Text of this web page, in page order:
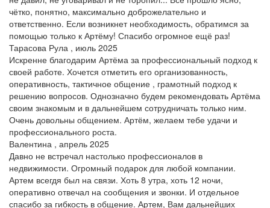
чётко, понятно, максимально доброжелательно и
ответственно. Если возникнет необходимость, обратимся за
помощью только к Артёму! Спасибо огромное ещё раз!
Тарасова Рула , июль 2025
Искренне благодарим Артёма за профессиональный подход к
своей работе. Хочется отметить его организованность,
оперативность, тактичное общение , грамотный подход к
решению вопросов. Однозначно будем рекомендовать Артёма
своим знакомым и в дальнейшем сотрудничать только ним.
Очень довольны общением. Артём, желаем тебе удачи и
профессионального роста.
Валентина , апрель 2025
Давно не встречал настолько профессионалов в
недвижимости. Огромный подарок для любой компании.
Артем всегдя был на связи. Хоть 8 утра, хоть 12 ночи,
оперативно отвечал на сообщения и звонки. И отдельное
спасибо за гибкость в общение. Артем, Вам дальнейших